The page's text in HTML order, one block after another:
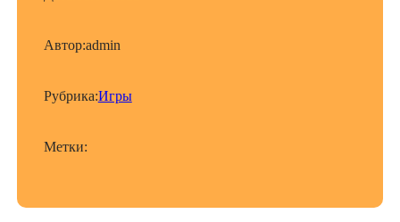
Автор:admin
Рубрика:Игры
Метки: